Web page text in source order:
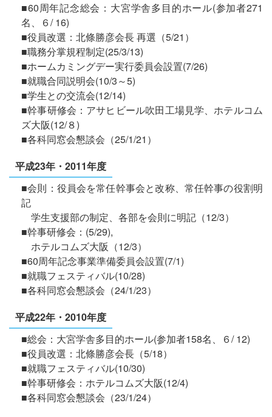
■60周年記念総会：大宮学舎多目的ホール(参加者271
名、６/ 16)
■役員改選：北條勝彦会長 再選（5/21）
■職務分掌規程制定(25/3/13)
■ホームカミングデー実行委員会設置(7/26)
■就職合同説明会(10/3～5)
■学生との交流会(12/14)
■幹事研修会：アサヒビール吹田工場見学、ホテルコム
ズ大阪(12/８)
■各科同窓会懇談会（25/1/21）
平成23年・2011年度
■会則：役員会を常任幹事会と改称、常任幹事の役割明
記
学生支援部の制定、各部を会則に明記（12/3）
■幹事研修会：(5/29),
ホテルコムズ大阪（12/3）
■60周年記念事業準備委員会設置(7/1)
■就職フェスティバル(10/28)
■各科同窓会懇談会（24/1/23）
平成22年・2010年度
■総会：大宮学舎多目的ホール(参加者158名、６/ 12)
■役員改選：北條勝彦会長（5/18）
■就職フェスティバル(10/30)
■幹事研修会：ホテルコムズ大阪(12/4)
■各科同窓会懇談会（23/1/24）